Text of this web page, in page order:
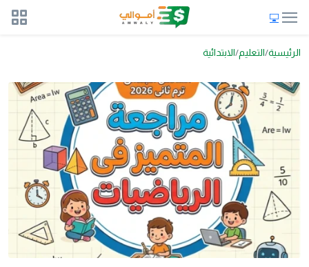
الرئيسية التعليم الابتدائية